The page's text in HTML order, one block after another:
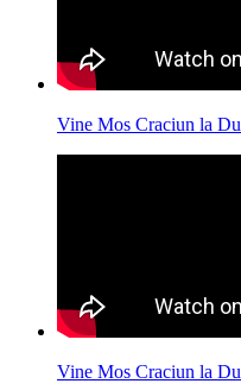
Vine Mos Craciun la
Vine Mos Craciun la